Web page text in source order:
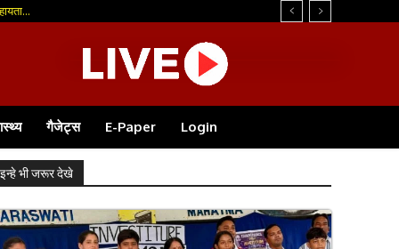
गैजेट्स E-Paper Login
इन्हे भी जरूर देखे